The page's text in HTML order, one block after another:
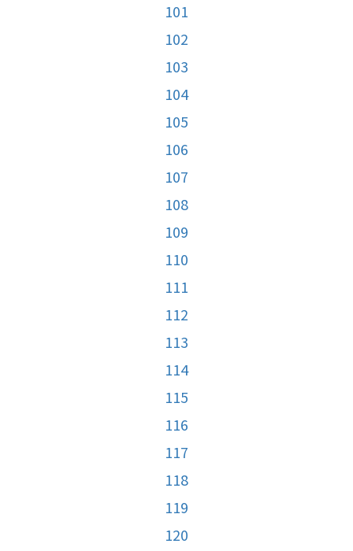
101
102
103
104
105
106
107
108
109
110
111
112
113
114
115
116
117
118
119
120